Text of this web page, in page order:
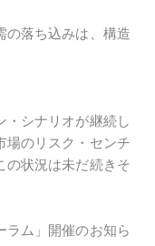
の落ち込みは、構造
・シナリオが継続し
場のリスク・センチ
の状況は未だ続きそ
ラム」開催のお知ら